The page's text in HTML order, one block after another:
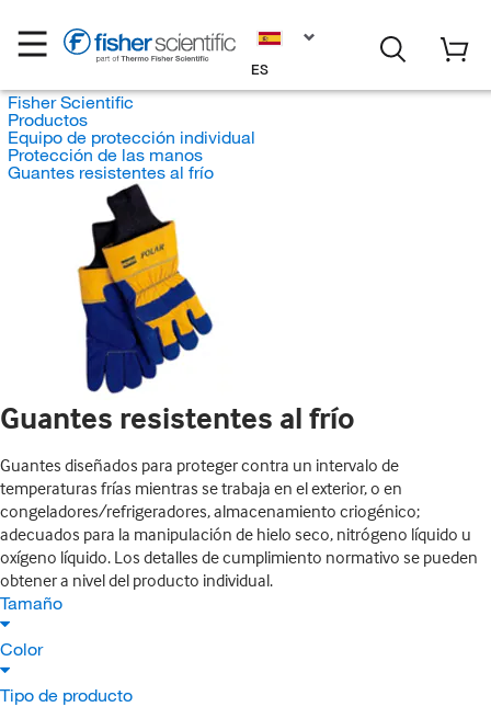
ES
Fisher Scientific
Productos
Equipo de protección individual
Protección de las manos
Guantes resistentes al frío
Guantes resistentes al frío
Guantes diseñados para proteger contra un intervalo de
temperaturas frías mientras se trabaja en el exterior, o en
congeladores/refrigeradores, almacenamiento criogénico;
adecuados para la manipulación de hielo seco, nitrógeno líquido u
oxígeno líquido. Los detalles de cumplimiento normativo se pueden
obtener a nivel del producto individual.
Tamaño
Color
Tipo de producto